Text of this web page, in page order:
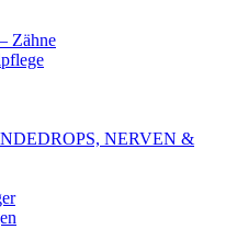
Zähne
NERVEN &